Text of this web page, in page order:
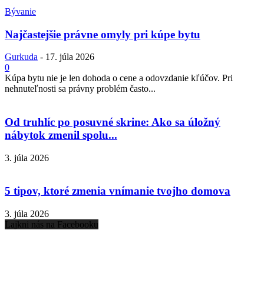
Bývanie
Najčastejšie právne omyly pri kúpe bytu
Gurkuda - 17. júla 2026
0
Kúpa bytu nie je len dohoda o cene a odovzdanie kľúčov. Pri
nehnuteľnosti sa právny problém často...
Od truhlíc po posuvné skrine: Ako sa úložný
nábytok zmenil spolu...
3. júla 2026
5 tipov, ktoré zmenia vnímanie tvojho domova
3. júla 2026
Lajkni nás na Facebooku